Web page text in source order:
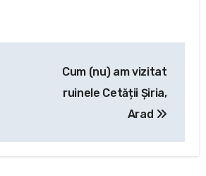
Cum (nu) am vizitat
ruinele Cetății Șiria,
Arad